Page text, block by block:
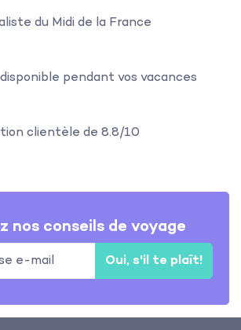
du Midi de la France
pendant vos vacances
clientèle de 8.8/10
nos conseils de voyage
Oui, s'il te plaît!